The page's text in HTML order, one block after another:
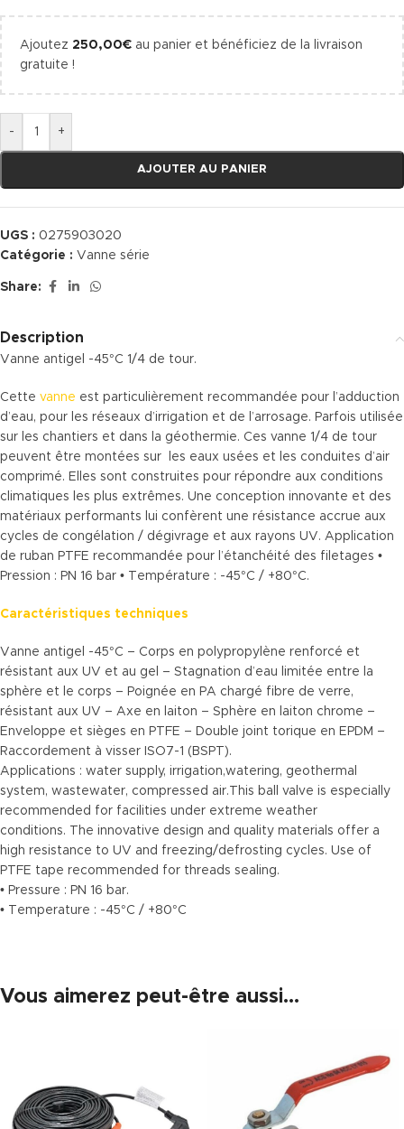
Ajoutez 250,00€ au panier et bénéficiez de la livraison
gratuite !
- +
AJOUTER AU PANIER
UGS : 0275903020
Catégorie : Vanne série
Share:
Description
Vanne antigel -45°C 1/4 de tour.
Cette vanne est particulièrement recommandée pour l’adduction
d’eau, pour les réseaux d’irrigation et de l’arrosage. Parfois utilisée
sur les chantiers et dans la géothermie. Ces vanne 1/4 de tour
peuvent être montées sur les eaux usées et les conduites d’air
comprimé. Elles sont construites pour répondre aux conditions
climatiques les plus extrêmes. Une conception innovante et des
matériaux performants lui confèrent une résistance accrue aux
cycles de congélation / dégivrage et aux rayons UV. Application
de ruban PTFE recommandée pour l’étanchéité des filetages •
Pression : PN 16 bar • Température : -45°C / +80°C.
Caractéristiques techniques
Vanne antigel -45°C – Corps en polypropylène renforcé et
résistant aux UV et au gel – Stagnation d’eau limitée entre la
sphère et le corps – Poignée en PA chargé fibre de verre,
résistant aux UV – Axe en laiton – Sphère en laiton chrome –
Enveloppe et sièges en PTFE – Double joint torique en EPDM –
Raccordement à visser ISO7-1 (BSPT).
Applications : water supply, irrigation,watering, geothermal
system, wastewater, compressed air.This ball valve is especially
recommended for facilities under extreme weather
conditions. The innovative design and quality materials offer a
high resistance to UV and freezing/defrosting cycles. Use of
PTFE tape recommended for threads sealing.
• Pressure : PN 16 bar.
• Temperature : -45°C / +80°C
Vous aimerez peut-être aussi…